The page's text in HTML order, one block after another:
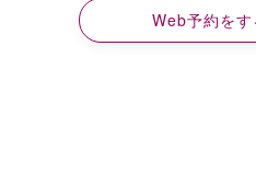
Web予約をす